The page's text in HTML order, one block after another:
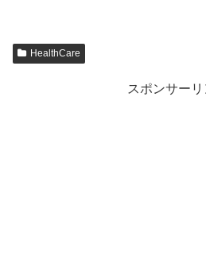
HealthCare
スポンサーリ